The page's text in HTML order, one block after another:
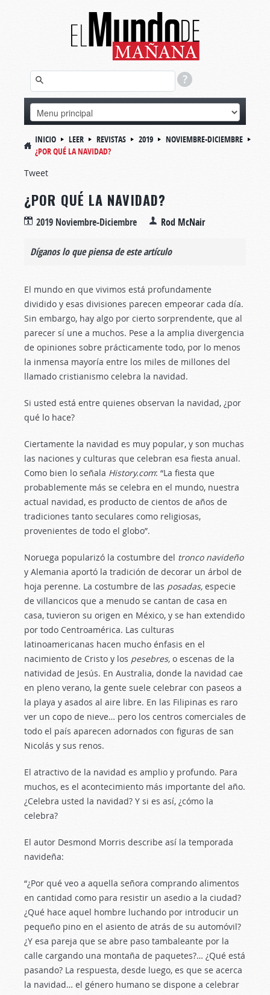
INICIO LEER REVISTAS 2019
NOVIEMBRE-DICIEMBRE
¿POR QUÉ LA NAVIDAD?
Tweet
¿POR QUÉ LA NAVIDAD?
2019 Noviembre-Diciembre Rod McNair
Díganos lo que piensa de este artículo
El mundo en que vivimos está profundamente
dividido y esas divisiones parecen empeorar cada día.
Sin embargo, hay algo por cierto sorprendente, que al
parecer sí une a muchos. Pese a la amplia divergencia
de opiniones sobre prácticamente todo, por lo menos
la inmensa mayoría entre los miles de millones del
llamado cristianismo celebra la navidad.
Si usted está entre quienes observan la navidad, ¿por
qué lo hace?
Ciertamente la navidad es muy popular, y son muchas
las naciones y culturas que celebran esa fiesta anual.
Como bien lo señala History.com: “La fiesta que
probablemente más se celebra en el mundo, nuestra
actual navidad, es producto de cientos de años de
tradiciones tanto seculares como religiosas,
provenientes de todo el globo”.
Noruega popularizó la costumbre del tronco navideño
y Alemania aportó la tradición de decorar un árbol de
hoja perenne. La costumbre de las posadas, especie
de villancicos que a menudo se cantan de casa en
casa, tuvieron su origen en México, y se han extendido
por todo Centroamérica. Las culturas
latinoamericanas hacen mucho énfasis en el
nacimiento de Cristo y los pesebres, o escenas de la
natividad de Jesús. En Australia, donde la navidad cae
en pleno verano, la gente suele celebrar con paseos a
la playa y asados al aire libre. En las Filipinas es raro
ver un copo de nieve… pero los centros comerciales de
todo el país aparecen adornados con figuras de san
Nicolás y sus renos.
El atractivo de la navidad es amplio y profundo. Para
muchos, es el acontecimiento más importante del año.
¿Celebra usted la navidad? Y si es así, ¿cómo la
celebra?
El autor Desmond Morris describe así la temporada
navideña:
“¿Por qué veo a aquella señora comprando alimentos
en cantidad como para resistir un asedio a la ciudad?
¿Qué hace aquel hombre luchando por introducir un
pequeño pino en el asiento de atrás de su automóvil?
¿Y esa pareja que se abre paso tambaleante por la
calle cargando una montaña de paquetes?… ¿Qué está
pasando? La respuesta, desde luego, es que se acerca
la navidad… el género humano se dispone a celebrar